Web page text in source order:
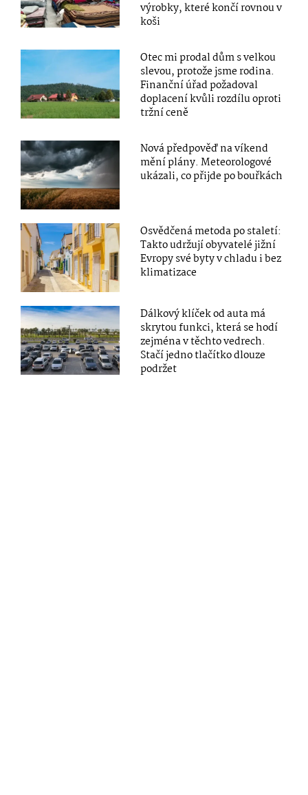
výrobky, které končí rovnou v
koši
Otec mi prodal dům s velkou
slevou, protože jsme rodina.
Finanční úřad požadoval
doplacení kvůli rozdílu oproti
tržní ceně
Nová předpověď na víkend
mění plány. Meteorologové
ukázali, co přijde po bouřkách
Osvědčená metoda po staletí:
Takto udržují obyvatelé jižní
Evropy své byty v chladu i bez
klimatizace
Dálkový klíček od auta má
skrytou funkci, která se hodí
zejména v těchto vedrech.
Stačí jedno tlačítko dlouze
podržet